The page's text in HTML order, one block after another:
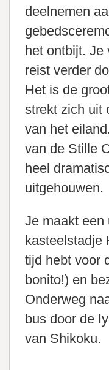
deelnemen
het ontbijt. Je
reist verder
Het is de
strekt zich uit
van het
van de Stille
heel
uitgehouwen.
Je maakt een
kasteelstadje
tijd hebt voor
bonito!) en
Onderweg
bus door de
van Shikoku.